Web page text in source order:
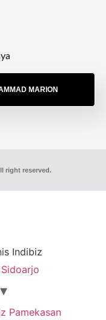
MARION
right reserved.
Indibiz
Pamekasan